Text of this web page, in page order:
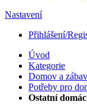
Nastavení
Přihlášení/
Úvod
Kategorie
Domov a
Potřeby pro
Ostatní